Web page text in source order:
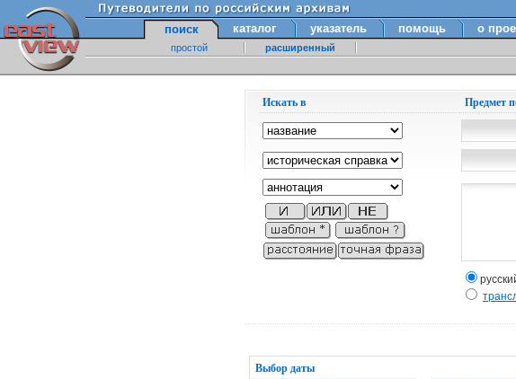
поиск каталог указатель помощь о
простой расширенный
Искать в Предмет
Выбор даты